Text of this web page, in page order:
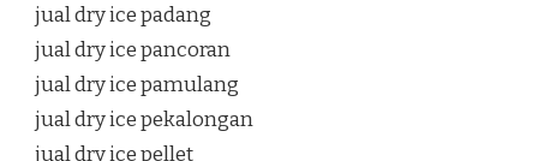
jual dry ice padang
jual dry ice pancoran
jual dry ice pamulang
jual dry ice pekalongan
jual dry ice pellet